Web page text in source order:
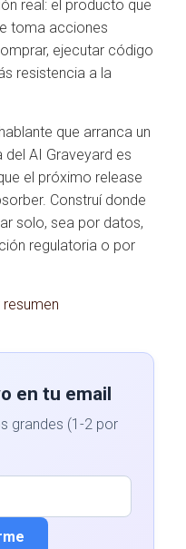
real: el producto que
toma acciones
ejecutar código
resistencia a la
que arranca un
AI Graveyard es
el próximo release
Construí donde
solo, sea por datos,
regulatoria o por
resumen
en tu email
grandes (1-2 por